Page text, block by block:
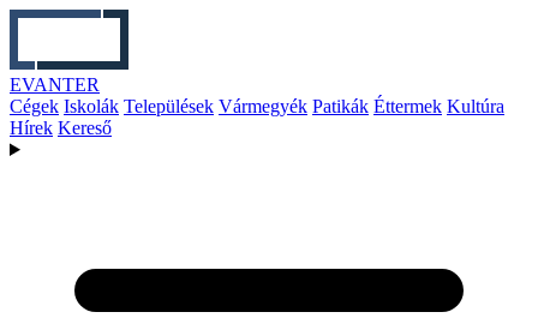
EVANTER
Cégek Iskolák Települések Vármegyék Patikák Éttermek Kultúra
Hírek Kereső